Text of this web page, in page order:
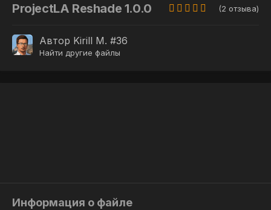
ProjectLA Reshade 1.0.0 (2 отзыва)
Автор Kirill M. #36
Найти другие файлы
Информация о файле